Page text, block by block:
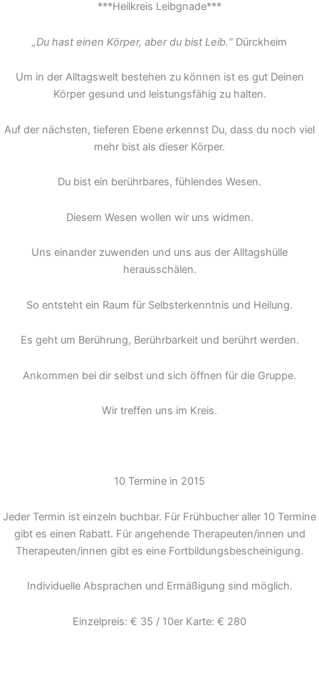
***Heilkreis Leibgnade***
„Du hast einen Körper, aber du bist Leib.“ Dürckheim
Um in der Alltagswelt bestehen zu können ist es gut Deinen
Körper gesund und leistungsfähig zu halten.
Auf der nächsten, tieferen Ebene erkennst Du, dass du noch viel
mehr bist als dieser Körper.
Du bist ein berührbares, fühlendes Wesen.
Diesem Wesen wollen wir uns widmen.
Uns einander zuwenden und uns aus der Alltagshülle
herausschälen.
So entsteht ein Raum für Selbsterkenntnis und Heilung.
Es geht um Berührung, Berührbarkeit und berührt werden.
Ankommen bei dir selbst und sich öffnen für die Gruppe.
Wir treffen uns im Kreis.
10 Termine in 2015
Jeder Termin ist einzeln buchbar. Für Frühbucher aller 10 Termine
gibt es einen Rabatt. Für angehende Therapeuten/innen und
Therapeuten/innen gibt es eine Fortbildungsbescheinigung.
Individuelle Absprachen und Ermäßigung sind möglich.
Einzelpreis: € 35 / 10er Karte: € 280